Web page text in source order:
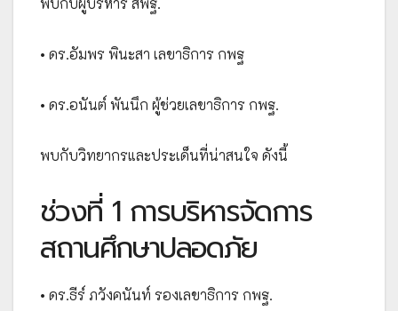
• ดร.อัมพร พินะสา เลขาธิการ กพฐ
• ดร.อนันต์ พันนึก ผู้ช่วยเลขาธิการ กพฐ.
พบกับวิทยากรและประเด็นที่น่าสนใจ ดังนี้
ช่วงที่ 1 การบริหารจัดการ
สถานศึกษาปลอดภัย
• ดร.ธีร์ ภวังคนันท์ รองเลขาธิการ กพฐ.